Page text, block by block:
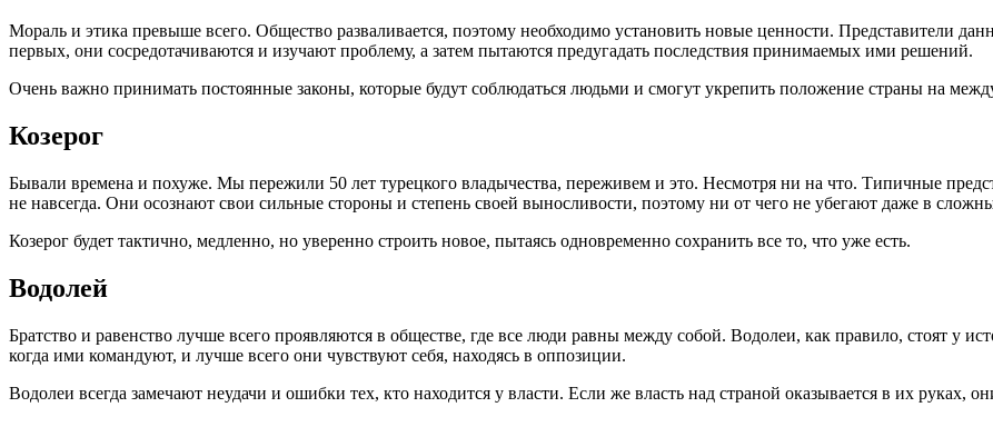
Мораль и этика превыше всего. Общество разваливается, поэтому необходимо установить новые ценности. Представители
первых, они сосредотачиваются и изучают проблему, а затем пытаются предугадать последствия принимаемых ими решений.
Очень важно принимать постоянные законы, которые будут соблюдаться людьми и смогут укрепить положение страны на
Козерог
Бывали времена и похуже. Мы пережили 50 лет турецкого владычества, переживем и это. Несмотря ни на что. Типичные
не навсегда. Они осознают свои сильные стороны и степень своей выносливости, поэтому ни от чего не убегают даже в
Козерог будет тактично, медленно, но уверенно строить новое, пытаясь одновременно сохранить все то, что уже есть.
Водолей
Братство и равенство лучше всего проявляются в обществе, где все люди равны между собой. Водолеи, как правило, стоят у
когда ими командуют, и лучше всего они чувствуют себя, находясь в оппозиции.
Водолеи всегда замечают неудачи и ошибки тех, кто находится у власти. Если же власть над страной оказывается в их руках,